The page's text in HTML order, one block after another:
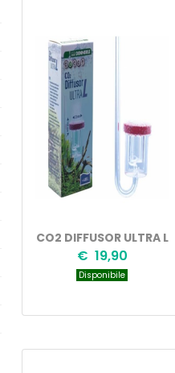
CO2 DIFFUSOR ULTRA L
€ 19,90
Disponibile